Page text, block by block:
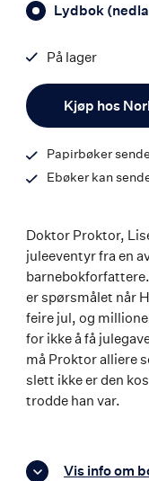
Lydbok
Kjøp hos
På lager
9788242164032
Papirbøker
Ebøker kan
Doktor Proktor,
juleeventyr fra en
er spørsmålet når
feire jul, og
for ikke å få
må Proktor alliere
slett ikke er den
trodde han var.
Vis info om